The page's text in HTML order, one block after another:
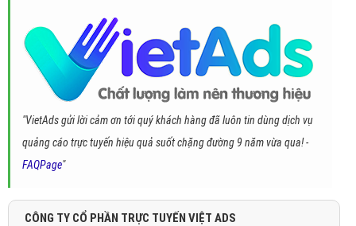
"VietAds gửi lời cảm ơn tới quý khách hàng đã luôn tin dùng dịch vụ
quảng cáo trực tuyến hiệu quả suốt chặng đường 9 năm vừa qua! -
FAQPage"
CÔNG TY CỔ PHẦN TRỰC TUYẾN VIỆT ADS